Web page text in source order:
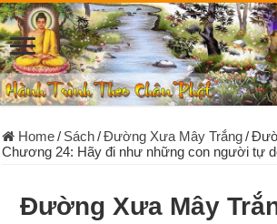
Home/ Sách/Đường Xưa Mây Trắng/
Chương 24: Hãy đi như những con người tự
Đường Xưa Mây